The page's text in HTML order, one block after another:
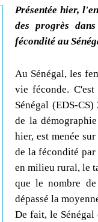
Présentée hier,
des progrès
fécondité au
Au Sénégal, les
vie féconde.
Sénégal (EDS-
de la
hier, est menée
de la fécondité par
en milieu rural, le
que le nombre
dépassé la
De fait, le